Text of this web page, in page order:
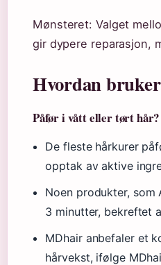
Mønsteret: Valget
gir dypere reparasjon,
Hvordan
Påfør i vått eller tørt hår?
De fleste hårkurer
opptak av aktive
Noen produkter,
3 minutter, bekreftet
MDhair anbefaler et
hårvekst, ifølge